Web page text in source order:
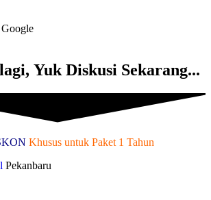
Yuk Diskusi Sekarang...
Khusus untuk Paket 1 Tahun
Pekanbaru